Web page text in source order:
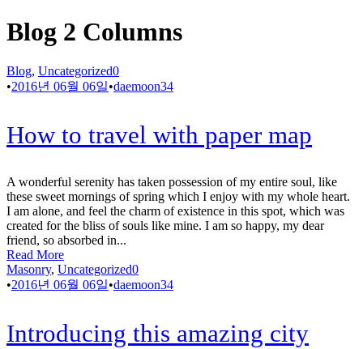
Blog 2 Columns
Blog, Uncategorized0
•2016년 06월 06일•daemoon34
How to travel with paper map
A wonderful serenity has taken possession of my entire soul, like
these sweet mornings of spring which I enjoy with my whole heart.
I am alone, and feel the charm of existence in this spot, which was
created for the bliss of souls like mine. I am so happy, my dear
friend, so absorbed in...
Read More
Masonry, Uncategorized0
•2016년 06월 06일•daemoon34
Introducing this amazing city